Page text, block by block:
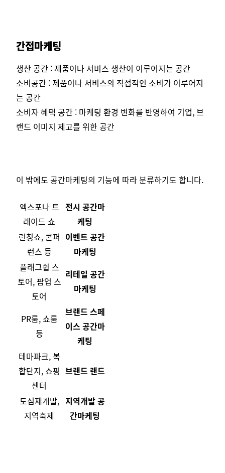
간접마케팅
생산 공간 : 제품이나 서비스 생산이 이루어지는 공간
소비공간 : 제품이나 서비스의 직접적인 소비가 이루어지
는 공간
소비자 혜택 공간 : 마케팅 환경 변화를 반영하여 기업, 브
랜드 이미지 제고를 위한 공간
이 밖에도 공간마케팅의 기능에 따라 분류하기도 합니다.
엑스포나 트
레이드 쇼
전시 공간마
케팅
런칭쇼, 콘퍼
런스 등
이벤트 공간
마케팅
플래그쉽 스
토어, 팝업 스
토어
리테일 공간
마케팅
PR룸, 쇼룸
등
브랜드 스페
이스 공간마
케팅
테마파크, 복
합단지, 쇼핑
센터
브랜드 랜드
도심재개발,
지역축제
지역개발 공
간마케팅